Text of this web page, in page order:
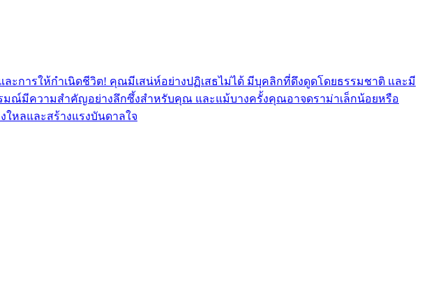
ะการให้กำเนิดชีวิต! คุณมีเสน่ห์อย่างปฏิเสธไม่ได้ มีบุคลิกที่ดึงดูดโดยธรรมชาติ และมี
ณ์มีความสำคัญอย่างลึกซึ้งสำหรับคุณ และแม้บางครั้งคุณอาจดราม่าเล็กน้อยหรือ
หลและสร้างแรงบันดาลใจ